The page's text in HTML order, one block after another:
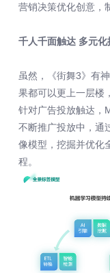
营销决策优化创意，
千人千面触达 多元
虽然，《街舞3》有
果都可以更上一层楼
针对广告投放触达，
不断推广投放中，通
像模型，挖掘并优化
程。